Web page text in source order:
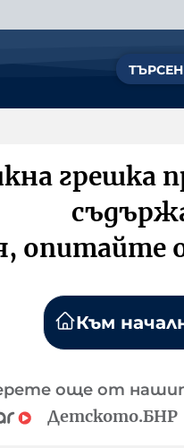
грешка
опитайте
Към
още от
Детското.БНР